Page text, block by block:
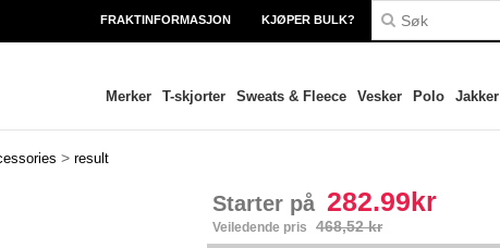
FRAKTINFORMASJON KJØPER BULK?
Merker T-skjorter Sweats & Fleece Vesker Polo Jakker
> result
Starter på 282.99kr
Veiledende pris 468,52 kr